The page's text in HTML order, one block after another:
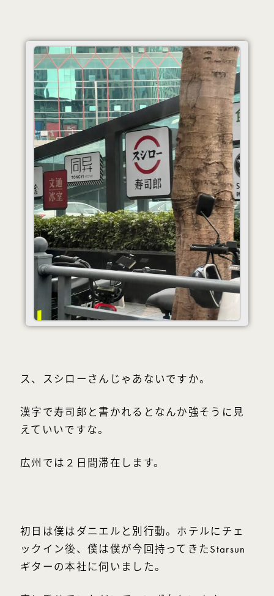
ス、スシローさんじゃあないですか。
漢字で寿司郎と書かれるとなんか強そうに見
えていいですな。
広州では２日間滞在します。
初日は僕はダニエルと別行動。ホテルにチェ
ックイン後、僕は僕が今回持ってきたStarsun
ギターの本社に伺いました。